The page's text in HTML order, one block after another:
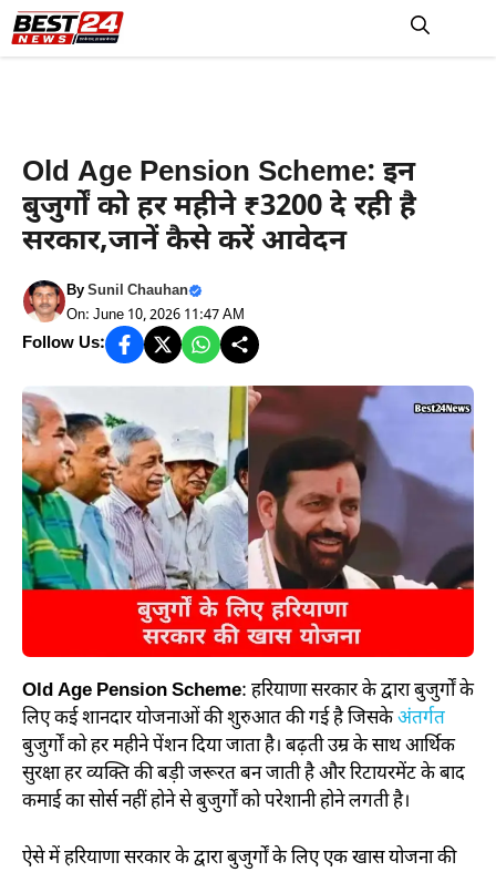
Skip
to
Old Age Pension Scheme: इन
बुजुर्गों को हर महीने ₹3200 दे रही है
सरकार,जानें कैसे करें आवेदन
BySunil Chauhan
On: June 10, 2026 11:47 AM
Follow Us:
Old Age Pension Scheme: हरियाणा सरकार के द्वारा बुजुर्गों के
लिए कई शानदार योजनाओं की शुरुआत की गई है जिसकेअंतर्गत
बुजुर्गों को हर महीने पेंशन दिया जाता है। बढ़ती उम्र के साथ आर्थिक
सुरक्षा हर व्यक्ति की बड़ी जरूरत बन जाती है और रिटायरमेंट के बाद
कमाई का सोर्स नहीं होने से बुजुर्गों को परेशानी होने लगती है।
ऐसे में हरियाणा सरकार के द्वारा बुजुर्गों के लिए एक खास योजना की